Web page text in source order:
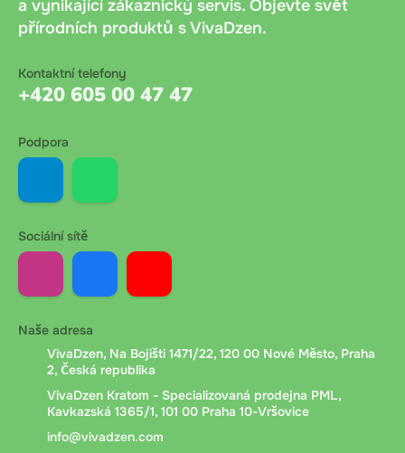
při osobním odběru ve výdejním místě. Bez dalších
poplatků. Doporučujeme mít připravenou přesnou
Bankovní převod
společnosti. Po objednání obdržíte platební údaje a
nebo QR kódem. Připsání peněz trvá 1 až 24 hodin
podle banky zákazníka.
Messenger.cz. Při předání kurýr ověří věk příjemce,
zaznamená číslo dokladu a vyžádá si podpis pro
potvrzení převzetí.
a vynikající zákaznický servis. Objevte svět
přírodních produktů s VivaDzen.
Kontaktní telefony
+420 605 00 47 47
Podpora
Sociální sítě
Naše adresa
VivaDzen, Na Bojišti 1471/22, 120 00 Nové Město, Praha
2, Česká republika
VivaDzen Kratom - Specializovaná prodejna PML,
Kavkazská 1365/1, 101 00 Praha 10-Vršovice
info@vivadzen.com